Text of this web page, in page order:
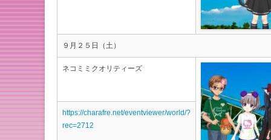
９月２５日（土）
ネコミミクオリティーズ
https://charafre.net/eventviewer/world/?
rec=2712